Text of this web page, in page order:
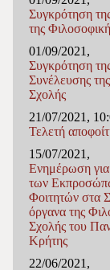
Συγκρότηση
της
01/09/2021,
Συγκρότηση
Συνέλευσης της Φιλοσοφικής
Σχολής
21/07/2021,
Τελετή
15/07/2021,
Ενημέρωση
των
Φοιτητών στα Συλλογικά
όργανα της
Σχολής του
Κρήτης
22/06/2021,